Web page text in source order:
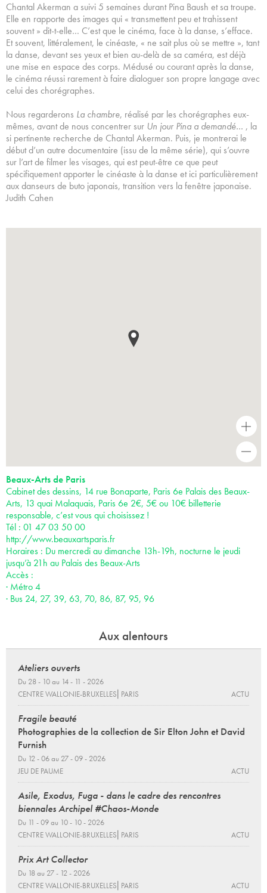
Chantal Akerman a suivi 5 semaines durant Pina Baush et sa troupe.
Elle en rapporte des images qui « transmettent peu et trahissent
souvent » dit-t-elle… C’est que le cinéma, face à la danse, s’efface.
Et souvent, littéralement, le cinéaste, « ne sait plus où se mettre », tant
la danse, devant ses yeux et bien au-delà de sa caméra, est déjà
une mise en espace des corps. Médusé ou courant après la danse,
le cinéma réussi rarement à faire dialoguer son propre langage avec
celui des chorégraphes.
Nous regarderons La chambre, réalisé par les chorégraphes eux-
mêmes, avant de nous concentrer sur Un jour Pina a demandé… , la
si pertinente recherche de Chantal Akerman. Puis, je montrerai le
début d’un autre documentaire (issu de la même série), qui s’ouvre
sur l’art de filmer les visages, qui est peut-être ce que peut
spécifiquement apporter le cinéaste à la danse et ici particulièrement
aux danseurs de buto japonais, transition vers la fenêtre japonaise.
Judith Cahen
+
Beaux-Arts de Paris
Cabinet des dessins, 14 rue Bonaparte, Paris 6e Palais des Beaux-
Arts, 13 quai Malaquais, Paris 6e 2€, 5€ ou 10€ billetterie
responsable, c’est vous qui choisissez !
Tél : 01 47 03 50 00
http://www.beauxartsparis.fr
Horaires : Du mercredi au dimanche 13h-19h, nocturne le jeudi
jusqu’à 21h au Palais des Beaux-Arts
Accès :
· Métro 4
· Bus 24, 27, 39, 63, 70, 86, 87, 95, 96
Aux alentours
Ateliers ouverts
Du 28 - 10 au 14 - 11 - 2026
CENTRE WALLONIE-BRUXELLES⎜PARIS
ACTU
Fragile beauté
Photographies de la collection de Sir Elton John et David
Furnish
Du 12 - 06 au 27 - 09 - 2026
JEU DE PAUME
ACTU
Asile, Exodus, Fuga - dans le cadre des rencontres
biennales Archipel #Chaos-Monde
Du 11 - 09 au 10 - 10 - 2026
CENTRE WALLONIE-BRUXELLES⎜PARIS
ACTU
Prix Art Collector
Du 18 au 27 - 12 - 2026
CENTRE WALLONIE-BRUXELLES⎜PARIS
ACTU